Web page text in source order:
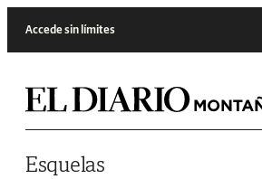
Accede sin límites
Esquelas